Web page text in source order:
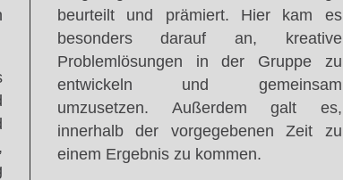
beurteilt und prämiert. Hier kam es
besonders darauf an, kreative
Problemlösungen in der Gruppe zu
entwickeln und gemeinsam
umzusetzen. Außerdem galt es,
innerhalb der vorgegebenen Zeit zu
einem Ergebnis zu kommen.